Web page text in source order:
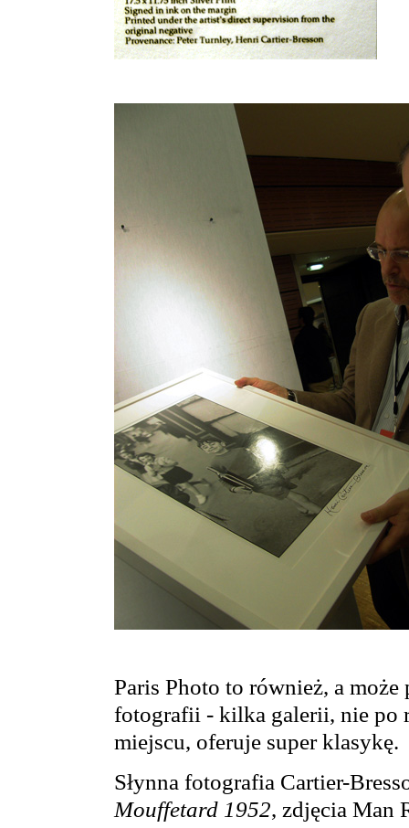
Paris Photo to również, a
fotografii - kilka galerii, nie po
miejscu, oferuje super klasykę.
Słynna fotografia Cartier-
Mouffetard 1952, zdjęcia Man